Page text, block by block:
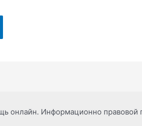
онлайн. Информационно правовой